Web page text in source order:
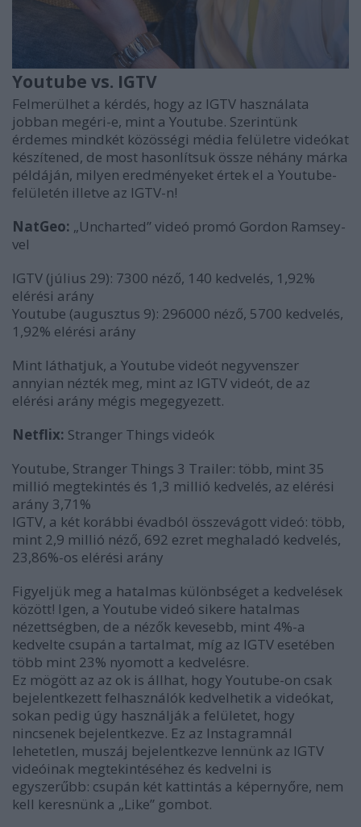
Youtube vs. IGTV
Felmerülhet a kérdés, hogy az IGTV használata
jobban megéri-e, mint a Youtube. Szerintünk
érdemes mindkét közösségi média felületre videókat
készítened, de most hasonlítsuk össze néhány márka
példáján, milyen eredményeket értek el a Youtube-
felületén illetve az IGTV-n!
NatGeo: „Uncharted” videó promó Gordon Ramsey-
vel
IGTV (július 29): 7300 néző, 140 kedvelés, 1,92%
elérési arány
Youtube (augusztus 9): 296000 néző, 5700 kedvelés,
1,92% elérési arány
Mint láthatjuk, a Youtube videót negyvenszer
annyian nézték meg, mint az IGTV videót, de az
elérési arány mégis megegyezett.
Netflix: Stranger Things videók
Youtube, Stranger Things 3 Trailer: több, mint 35
millió megtekintés és 1,3 millió kedvelés, az elérési
arány 3,71%
IGTV, a két korábbi évadból összevágott videó: több,
mint 2,9 millió néző, 692 ezret meghaladó kedvelés,
23,86%-os elérési arány
Figyeljük meg a hatalmas különbséget a kedvelések
között! Igen, a Youtube videó sikere hatalmas
nézettségben, de a nézők kevesebb, mint 4%-a
kedvelte csupán a tartalmat, míg az IGTV esetében
több mint 23% nyomott a kedvelésre.
Ez mögött az az ok is állhat, hogy Youtube-on csak
bejelentkezett felhasználók kedvelhetik a videókat,
sokan pedig úgy használják a felületet, hogy
nincsenek bejelentkezve. Ez az Instagramnál
lehetetlen, muszáj bejelentkezve lennünk az IGTV
videóinak megtekintéséhez és kedvelni is
egyszerűbb: csupán két kattintás a képernyőre, nem
kell keresnünk a „Like” gombot.